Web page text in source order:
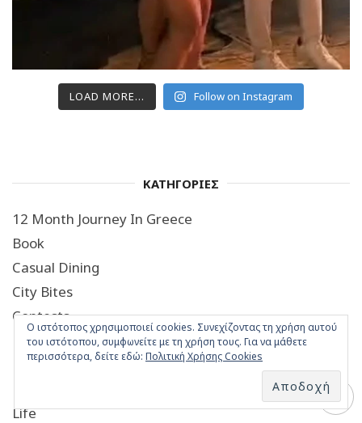
LOAD MORE... Follow on Instagram
ΚΑΤΗΓΟΡΙΕΣ
12 Month Journey In Greece
Book
Casual Dining
City Bites
Contests
Fine Dining
Food
Life
Ο ιστότοπος χρησιμοποιεί cookies. Συνεχίζοντας τη χρήση αυτού
του ιστότοπου, συμφωνείτε με τη χρήση τους. Για να μάθετε
περισσότερα, δείτε εδώ: Πολιτική Χρήσης Cookies